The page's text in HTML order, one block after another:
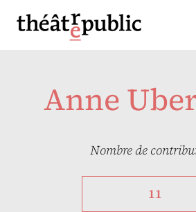
Anne
Nombre de
11